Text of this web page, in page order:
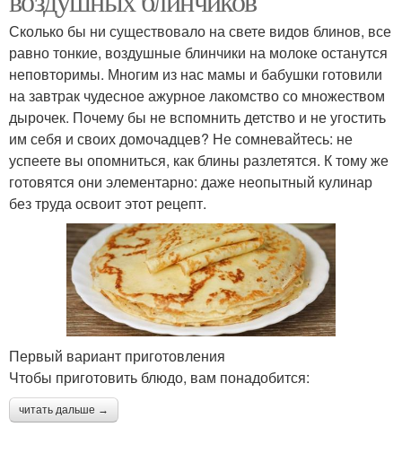
Сколько бы ни существовало на свете видов блинов, все
равно тонкие, воздушные блинчики на молоке останутся
неповторимы. Многим из нас мамы и бабушки готовили
на завтрак чудесное ажурное лакомство со множеством
дырочек. Почему бы не вспомнить детство и не угостить
им себя и своих домочадцев? Не сомневайтесь: не
успеете вы опомниться, как блины разлетятся. К тому же
готовятся они элементарно: даже неопытный кулинар
без труда освоит этот рецепт.
Первый вариант приготовления
Чтобы приготовить блюдо, вам понадобится:
читать дальше →